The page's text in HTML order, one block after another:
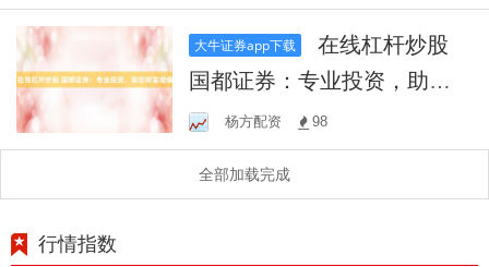
大牛证券app下载
在线杠杆炒股
国都证券：专业投资，助您
财富增值
杨方配资 98
全部加载完成
行情指数